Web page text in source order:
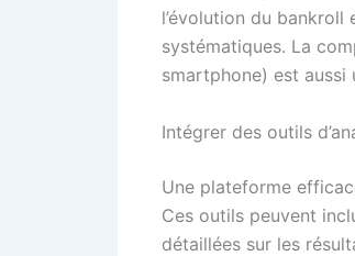
l’évolution du bankroll
systématiques. La
smartphone) est aussi
Intégrer des outils
Une plateforme
Ces outils peuvent
détaillées sur les